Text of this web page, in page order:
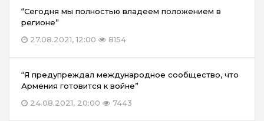
“Сегодня мы полностью владеем положением в
регионе”
27.08.2021, 12:00
8154
“Я предупреждал международное сообщество, что
Армения готовится к войне”
24.08.2021, 20:00
7443